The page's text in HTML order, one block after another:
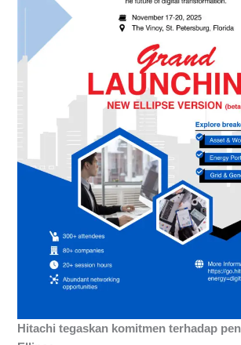
Hitachi tegaskan komitmen terhadap